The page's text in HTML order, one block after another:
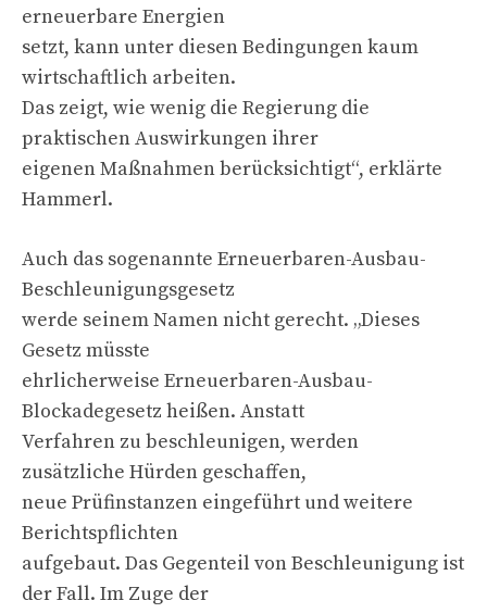
erneuerbare Energien
setzt, kann unter diesen Bedingungen kaum
wirtschaftlich arbeiten.
Das zeigt, wie wenig die Regierung die
praktischen Auswirkungen ihrer
eigenen Maßnahmen berücksichtigt“, erklärte
Hammerl.
Auch das sogenannte Erneuerbaren-Ausbau-
Beschleunigungsgesetz
werde seinem Namen nicht gerecht. „Dieses
Gesetz müsste
ehrlicherweise Erneuerbaren-Ausbau-
Blockadegesetz heißen. Anstatt
Verfahren zu beschleunigen, werden
zusätzliche Hürden geschaffen,
neue Prüfinstanzen eingeführt und weitere
Berichtspflichten
aufgebaut. Das Gegenteil von Beschleunigung ist
der Fall. Im Zuge der